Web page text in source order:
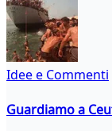
Idee e Commenti
Guardiamo a